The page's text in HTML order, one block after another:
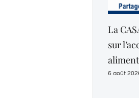
La CASA lance une
sur l’accès à l’aide